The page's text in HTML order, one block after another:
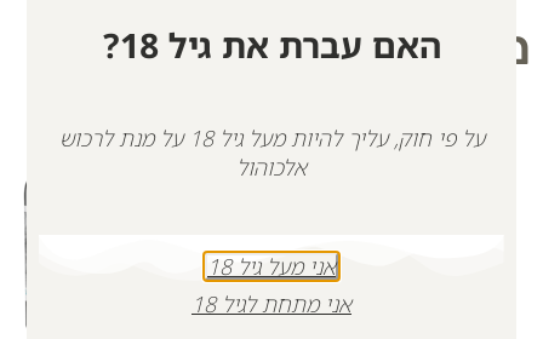
מוצרים קשורים
האם עברת את גיל 18?
על פי חוק, עליך להיות מעל גיל 18 על מנת לרכוש
אלכוהול
אני מעל גיל 18
אני מתחת לגיל 18